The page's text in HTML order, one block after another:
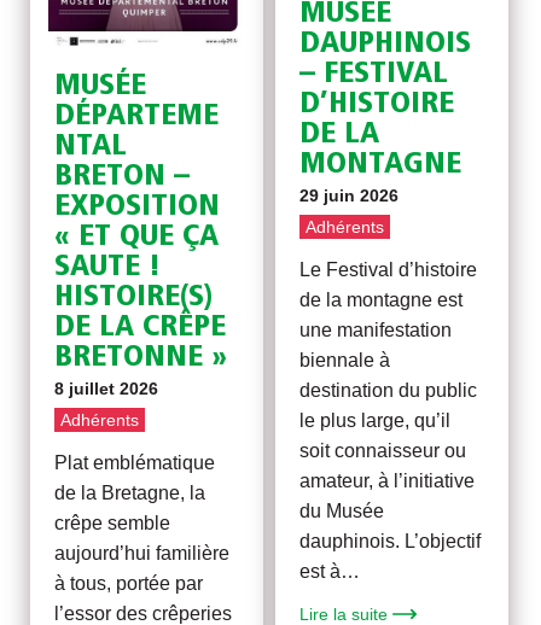
MUSÉE
DÉPARTEME
NTAL
BRETON –
EXPOSITION
« ET QUE ÇA
SAUTE !
HISTOIRE(S)
DE LA CRÊPE
BRETONNE »
8 juillet 2026
Adhérents
Plat emblématique
de la Bretagne, la
crêpe semble
aujourd’hui familière
à tous, portée par
l’essor des crêperies
MUSÉE
DAUPHINOIS
– FESTIVAL
D’HISTOIRE
DE LA
MONTAGNE
29 juin 2026
Adhérents
Le Festival d’histoire
de la montagne est
une manifestation
biennale à
destination du public
le plus large, qu’il
soit connaisseur ou
amateur, à l’initiative
du Musée
dauphinois. L’objectif
est à…
Lire la suite